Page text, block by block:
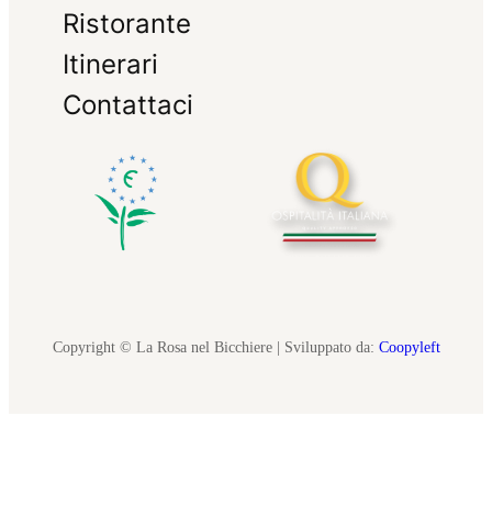
Ristorante
Itinerari
Contattaci
Copyright © La Rosa nel Bicchiere | Sviluppato da: Coopyleft